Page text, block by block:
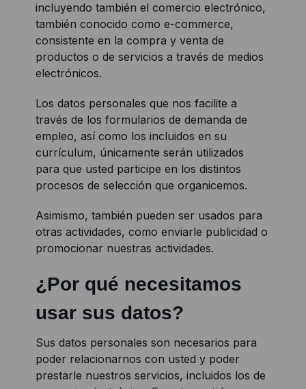
incluyendo también el comercio electrónico,
también conocido como e-commerce,
consistente en la compra y venta de
productos o de servicios a través de medios
electrónicos.
Los datos personales que nos facilite a
través de los formularios de demanda de
empleo, así como los incluidos en su
currículum, únicamente serán utilizados
para que usted participe en los distintos
procesos de selección que organicemos.
Asimismo, también pueden ser usados para
otras actividades, como enviarle publicidad o
promocionar nuestras actividades.
¿Por qué necesitamos
usar sus datos?
Sus datos personales son necesarios para
poder relacionarnos con usted y poder
prestarle nuestros servicios, incluidos los de